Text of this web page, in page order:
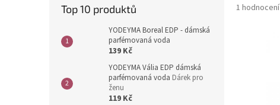
Top 10 produktů
YODEYMA Boreal EDP - dámská
parfémovaná voda
139 Kč
YODEYMA Vália EDP dámská
parfémovaná voda Dárek pro
ženu
119 Kč
Průměrné
1 hodnocení